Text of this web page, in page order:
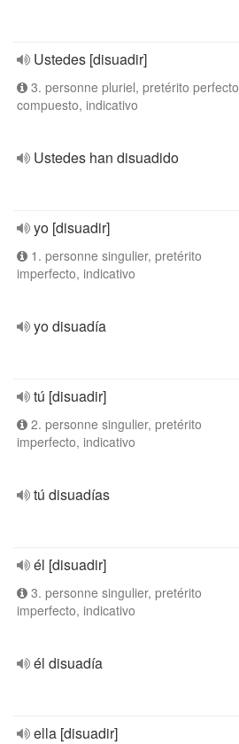
Ustedes [disuadir]
3. personne pluriel, pretérito perfecto
compuesto, indicativo
Ustedes han disuadido
yo [disuadir]
1. personne singulier, pretérito
imperfecto, indicativo
yo disuadía
tú [disuadir]
2. personne singulier, pretérito
imperfecto, indicativo
tú disuadías
él [disuadir]
3. personne singulier, pretérito
imperfecto, indicativo
él disuadía
ella [disuadir]